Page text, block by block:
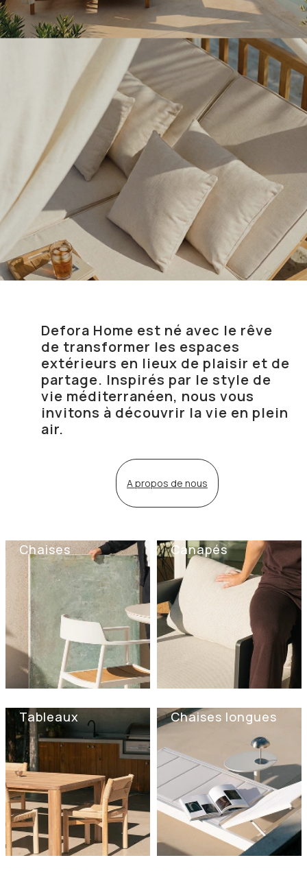
Defora Home est né avec le rêve
de transformer les espaces
extérieurs en lieux de plaisir et de
partage. Inspirés par le style de
vie méditerranéen, nous vous
invitons à découvrir la vie en plein
air.
A propos de nous
Chaises Canapés
Tableaux Chaises longues